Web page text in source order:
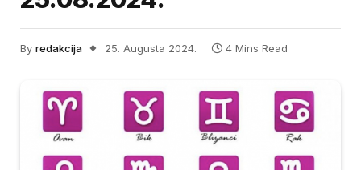
By redakcija 25. Augusta 2024. 4 Mins Read